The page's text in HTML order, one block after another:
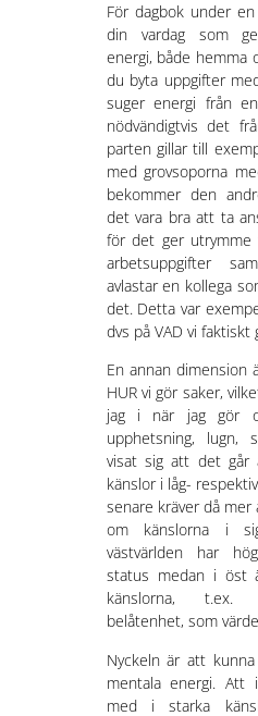
För dagbok under
din vardag som
energi, både hemma
du byta uppgifter
suger energi från
nödvändigtvis det
parten gillar till
med grovsoporna
bekommer den
det vara bra att ta
för det ger utrymme
arbetsuppgifter
avlastar en kollega
det. Detta var
dvs på VAD vi faktiskt
En annan dimension
HUR vi gör saker,
jag i när jag gör
upphetsning, lugn,
visat sig att det går
känslor i låg-
senare kräver då mer
om känslorna i
västvärlden har
status medan i öst
känslorna, t.ex.
belåtenhet, som
Nyckeln är att
mentala energi. Att
med i starka